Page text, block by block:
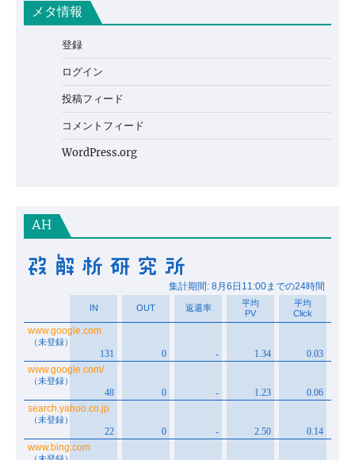
メタ情報
登録
ログイン
投稿フィード
コメントフィード
WordPress.org
AH